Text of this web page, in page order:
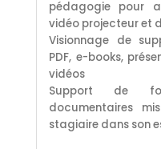
pédagogie pour
vidéo projecteur et
Visionnage de
PDF, e-books,
vidéos
Support de
documentaires
stagiaire dans son